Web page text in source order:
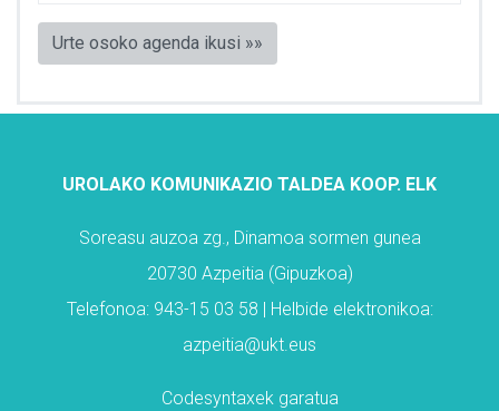
Urte osoko agenda ikusi »»
UROLAKO KOMUNIKAZIO TALDEA KOOP. ELK
Soreasu auzoa zg., Dinamoa sormen gunea
20730 Azpeitia (Gipuzkoa)
Telefonoa: 943-15 03 58 | Helbide elektronikoa:
azpeitia@ukt.eus
Codesyntaxek garatua